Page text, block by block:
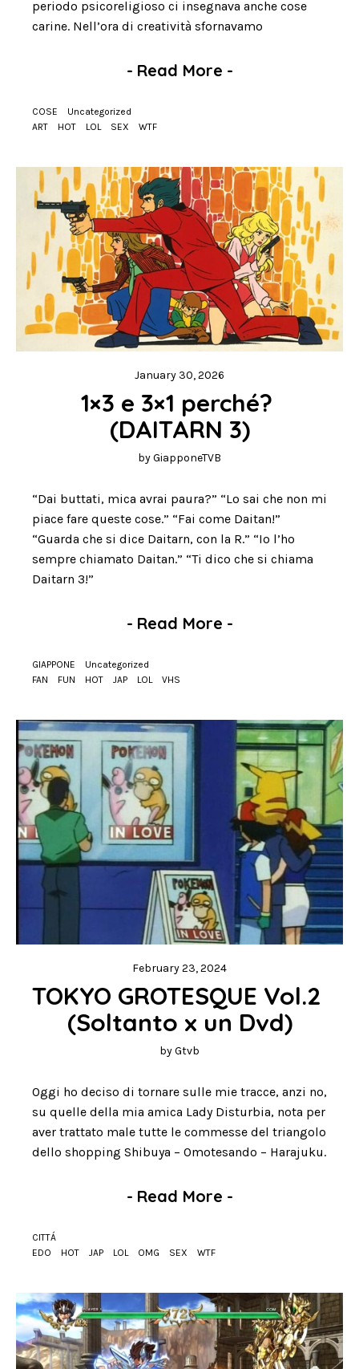
periodo psicoreligioso ci insegnava anche cose
carine. Nell’ora di creatività sfornavamo
- Read More -
COSE
Uncategorized
ART
HOT LOL SEX WTF
January 30, 2026
1×3 e 3×1 perché?
(DAITARN 3)
byGiapponeTVB
“Dai buttati, mica avrai paura?” “Lo sai che non mi
piace fare queste cose.” “Fai come Daitan!”
“Guarda che si dice Daitarn, con la R.” “Io l’ho
sempre chiamato Daitan.” “Ti dico che si chiama
Daitarn 3!”
- Read More -
GIAPPONE
Uncategorized
FAN
FUN HOT JAP LOL VHS
February 23, 2024
TOKYO GROTESQUE Vol.2
(Soltanto x un Dvd)
byGtvb
Oggi ho deciso di tornare sulle mie tracce, anzi no,
su quelle della mia amica Lady Disturbia, nota per
aver trattato male tutte le commesse del triangolo
dello shopping Shibuya – Omotesando – Harajuku.
- Read More -
CITTÁ
EDO
HOT JAP LOL OMG SEX WTF